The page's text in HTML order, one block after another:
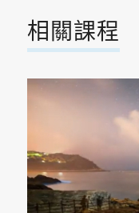
相關課程